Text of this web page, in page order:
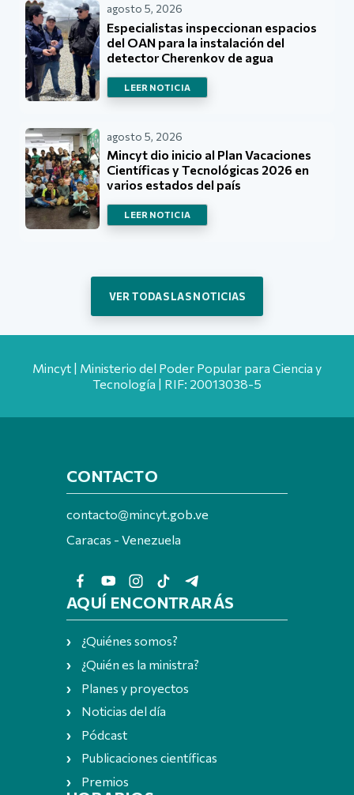
agosto 5, 2026
Especialistas inspeccionan espacios
del OAN para la instalación del
detector Cherenkov de agua
LEER NOTICIA
agosto 5, 2026
Mincyt dio inicio al Plan Vacaciones
Científicas y Tecnológicas 2026 en
varios estados del país
LEER NOTICIA
VER TODAS LAS NOTICIAS
Mincyt | Ministerio del Poder Popular para Ciencia y
Tecnología | RIF: 20013038-5
CONTACTO
contacto@mincyt.gob.ve
Caracas - Venezuela
AQUÍ ENCONTRARÁS
¿Quiénes somos?
¿Quién es la ministra?
Planes y proyectos
Noticias del día
Pódcast
Publicaciones científicas
Premios